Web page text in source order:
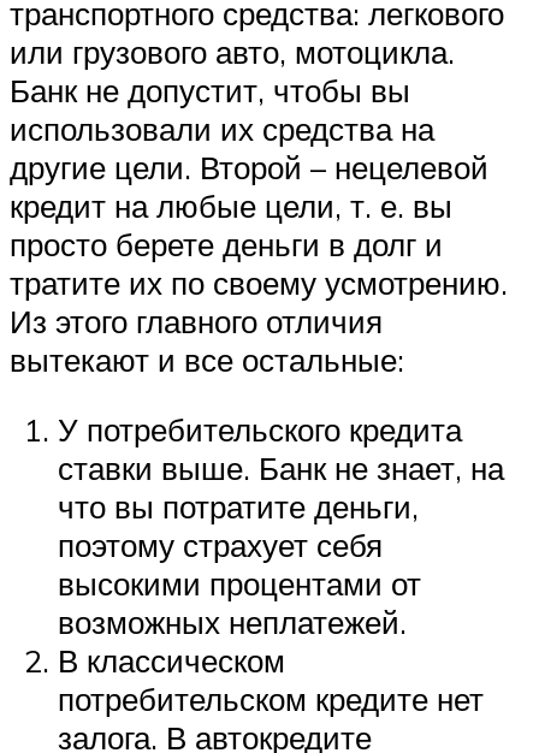
транспортного средства: легкового
или грузового авто, мотоцикла.
Банк не допустит, чтобы вы
использовали их средства на
другие цели. Второй – нецелевой
кредит на любые цели, т. е. вы
просто берете деньги в долг и
тратите их по своему усмотрению.
Из этого главного отличия
вытекают и все остальные:
У потребительского кредита
ставки выше. Банк не знает, на
что вы потратите деньги,
поэтому страхует себя
высокими процентами от
возможных неплатежей.
В классическом
потребительском кредите нет
залога. В автокредите